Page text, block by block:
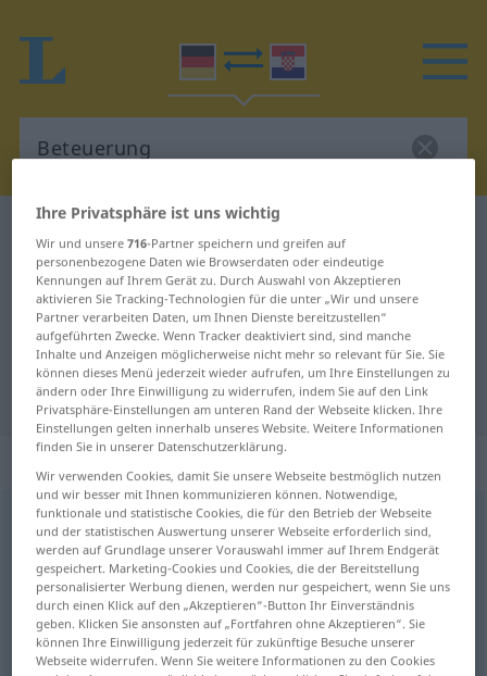
Deutsch-Kroatisch Übersetzung für
"Beteuerung"
"Beteuerung" Kroatisch
Übersetzung
: Femininum
Beteuerungf <Beteuerung;-en>
Übersicht aller Übersetzungen
(Für mehr Details die Übersetzung anklicken/antippen)
preklinjanje, uvjeravanje
Ihre Privatsphäre ist uns wichtig
Wir und unsere716-Partner speichern und greifen auf
personenbezogene Daten wie Browserdaten oder eindeutige
Kennungen auf Ihrem Gerät zu. Durch Auswahl von Akzeptieren
aktivieren Sie Tracking-Technologien für die unter „Wir und unsere
Partner verarbeiten Daten, um Ihnen Dienste bereitzustellen“
aufgeführten Zwecke. Wenn Tracker deaktiviert sind, sind manche
Inhalte und Anzeigen möglicherweise nicht mehr so relevant für Sie. Sie
können dieses Menü jederzeit wieder aufrufen, um Ihre Einstellungen zu
ändern oder Ihre Einwilligung zu widerrufen, indem Sie auf den Link
Privatsphäre-Einstellungen am unteren Rand der Webseite klicken. Ihre
Einstellungen gelten innerhalb unseres Website. Weitere Informationen
finden Sie in unserer Datenschutzerklärung.
Wir verwenden Cookies, damit Sie unsere Webseite bestmöglich nutzen
und wir besser mit Ihnen kommunizieren können. Notwendige,
funktionale und statistische Cookies, die für den Betrieb der Webseite
und der statistischen Auswertung unserer Webseite erforderlich sind,
werden auf Grundlage unserer Vorauswahl immer auf Ihrem Endgerät
gespeichert. Marketing-Cookies und Cookies, die der Bereitstellung
personalisierter Werbung dienen, werden nur gespeichert, wenn Sie uns
durch einen Klick auf den „Akzeptieren“-Button Ihr Einverständnis
geben. Klicken Sie ansonsten auf „Fortfahren ohne Akzeptieren“. Sie
können Ihre Einwilligung jederzeit für zukünftige Besuche unserer
Webseite widerrufen. Wenn Sie weitere Informationen zu den Cookies